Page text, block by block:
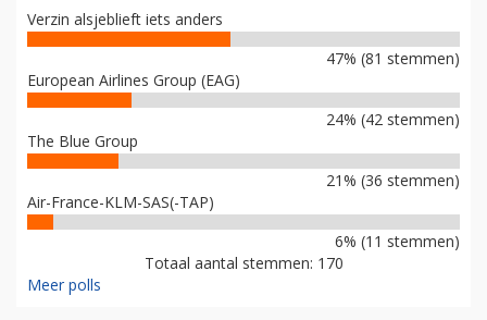
Verzin alsjeblieft iets anders
47% (81 stemmen)
European Airlines Group (EAG)
24% (42 stemmen)
The Blue Group
21% (36 stemmen)
Air-France-KLM-SAS(-TAP)
6% (11 stemmen)
Totaal aantal stemmen: 170
Meer polls